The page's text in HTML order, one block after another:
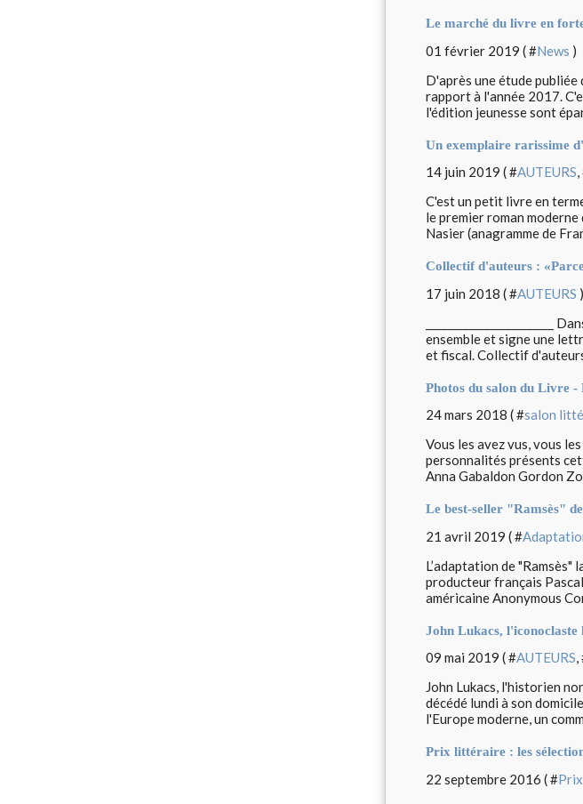
Le marché du livre en
01 février 2019 ( #News )
D'après une étude
rapport à l'année 2017.
l'édition jeunesse sont
Un exemplaire rarissime
14 juin 2019 ( #AUTEURS
C'est un petit livre en
le premier roman
Nasier (anagramme de
Collectif d'auteurs :
17 juin 2018 ( #AUTEURS )
ensemble et signe une
et fiscal. Collectif
Photos du salon du Livre -
24 mars 2018 ( #salon
Vous les avez vus, vous
personnalités présents
Anna Gabaldon Gordon
Le best-seller "Ramsès"
21 avril 2019 ( #
L’adaptation de "Ramsès"
producteur français
américaine Anonymous
John Lukacs,
09 mai 2019 ( #AUTEURS,
John Lukacs, l'historien
décédé lundi à son
l'Europe moderne, un
Prix littéraire : les
22 septembre 2016 ( #Prix